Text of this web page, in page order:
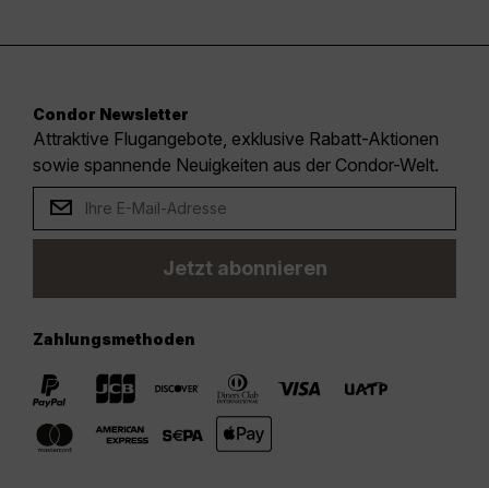
Condor Newsletter
Attraktive Flugangebote, exklusive Rabatt-Aktionen
sowie spannende Neuigkeiten aus der Condor-Welt.
Jetzt abonnieren
Zahlungsmethoden